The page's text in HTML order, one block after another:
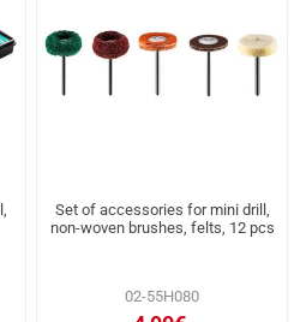
Set of accessories for mini drill,
non-woven brushes, felts, 12 pcs
02-55H080